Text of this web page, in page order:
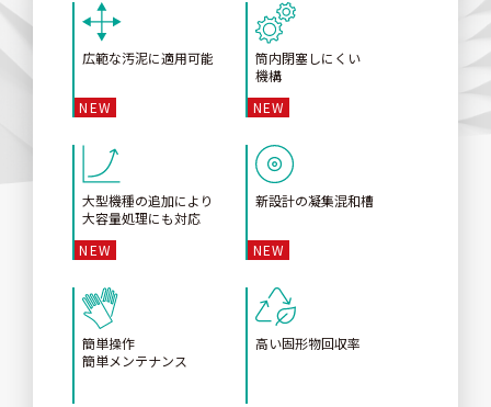
広範な汚泥に適用可能
筒内閉塞しにくい
機構
大型機種の追加により
大容量処理にも対応
新設計の凝集混和槽
簡単操作
簡単メンテナンス
高い固形物回収率